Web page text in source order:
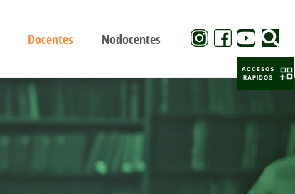
Docentes Nodocentes
ACCESOS
RAPIDOS